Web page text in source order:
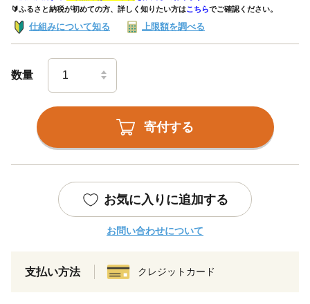
🔰ふるさと納税が初めての方、詳しく知りたい方はこちらでご確認ください。
仕組みについて知る 上限額を調べる
数量
寄付する
お気に入りに追加する
お問い合わせについて
支払い方法 クレジットカード